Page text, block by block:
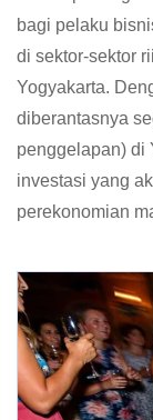
bagi pelaku
di sektor-sektor
Yogyakarta.
diberantasnya
penggelapan) di
investasi yang
perekonomian